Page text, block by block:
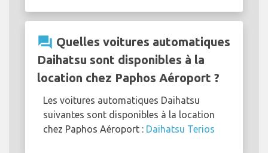
question_answer Quelles voitures automatiques
Daihatsu sont disponibles à la
location chez Paphos Aéroport ?
Les voitures automatiques Daihatsu
suivantes sont disponibles à la location
chez Paphos Aéroport : Daihatsu Terios